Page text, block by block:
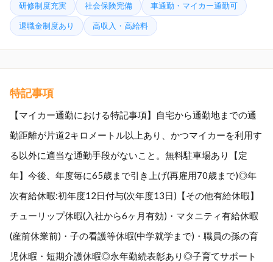
研修制度充実 社会保険完備 車通勤・マイカー通勤可
退職金制度あり 高収入・高給料
特記事項
【マイカー通勤における特記事項】自宅から通勤地までの通
勤距離が片道2キロメートル以上あり、かつマイカーを利用す
る以外に適当な通勤手段がないこと。無料駐車場あり【定
年】今後、年度毎に65歳まで引き上げ(再雇用70歳まで)◎年
次有給休暇:初年度12日付与(次年度13日)【その他有給休暇】
チューリップ休暇(入社から6ヶ月有効)・マタニティ有給休暇
(産前休業前)・子の看護等休暇(中学就学まで)・職員の孫の育
児休暇・短期介護休暇◎永年勤続表彰あり◎子育てサポート